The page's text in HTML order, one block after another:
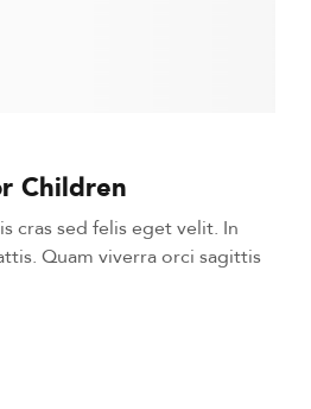
Children
cras sed felis eget velit. In
Quam viverra orci sagittis